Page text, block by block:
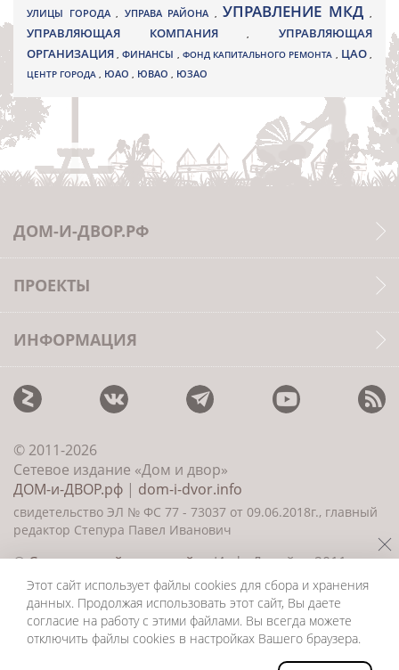
УЛИЦЫ ГОРОДА , УПРАВА РАЙОНА , УПРАВЛЕНИЕ МКД ,
УПРАВЛЯЮЩАЯ КОМПАНИЯ,УПРАВЛЯЮЩАЯ
ОРГАНИЗАЦИЯ,ФИНАНСЫ , ФОНД КАПИТАЛЬНОГО РЕМОНТА , ЦАО,
ЦЕНТР ГОРОДА , ЮАО , ЮВАО , ЮЗАО
ДОМ-И-ДВОР.РФ
ПРОЕКТЫ
ИНФОРМАЦИЯ
© 2011-2026
Сетевое издание «Дом и двор»
ДОМ-и-ДВОР.рф | dom-i-dvor.info
свидетельство ЭЛ № ФС 77 - 73037 от 09.06.2018г., главный
редактор Степура Павел Иванович
©Создание сайта и дизайн«ИнфоДизайн» 2011—
2026
Этот сайт использует файлы cookies для сбора и хранения
данных. Продолжая использовать этот сайт, Вы даете
согласие на работу с этими файлами. Вы всегда можете
отключить файлы cookies в настройках Вашего браузера.